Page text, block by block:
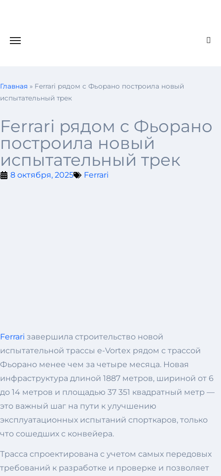
Главная » Ferrari рядом с Фьорано построила новый
испытательный трек
Ferrari рядом с Фьорано
построила новый
испытательный трек
8 октября, 2025 Ferrari
Ferrari завершила строительство новой
испытательной трассы e-Vortex рядом с трассой
Фьорано менее чем за четыре месяца. Новая
инфраструктура длиной 1887 метров, шириной от 6
до 14 метров и площадью 37 351 квадратный метр —
это важный шаг на пути к улучшению
эксплуатационных испытаний спорткаров, только
что сошедших с конвейера.
Трасса спроектирована с учетом самых передовых
требований к разработке и проверке и позволяет